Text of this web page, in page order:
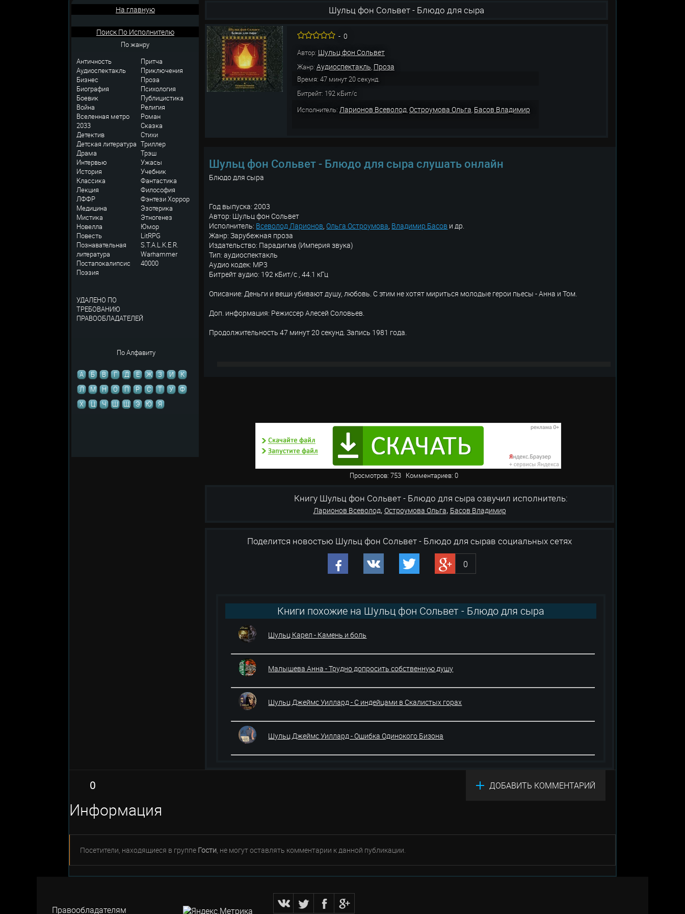
На главную
Поиск По Исполнителю
По жанру
Античность
Аудиоспектакль
Бизнес
Биография
Боевик
Война
Вселенная метро
2033
Детектив
Детская литература
Драма
Интервью
История
Классика
Лекция
ЛФФР
Медицина
Мистика
Новелла
Повесть
Познавательная
литература
Постапокалипсис
Поэзия
УДАЛЕНО ПО
ТРЕБОВАНИЮ
ПРАВООБЛАДАТЕЛЕЙ
Притча
Приключения
Проза
Психология
Публицистика
Религия
Роман
Сказка
Стихи
Триллер
Трэш
Ужасы
Учебник
Фантастика
Философия
ФэнтезиХоррор
Эзотерика
Этногенез
Юмор
LitRPG
S.T.A.L.K.E.R.
Warhammer
40000
По Алфавиту
А Б В Г Д Е Ж З И
К
Л
М Н О П Р С Т У
Ф
Х
Ц Ч Ш Щ Э Ю Я
Шульц фон Сольвет - Блюдо для сыра
- 0
Автор: Шульц фон Сольвет
Жанр: Аудиоспектакль, Проза
Время: 47 минут 20 секунд.
Битрейт: 192 кБит/с
Исполнитель: Ларионов Всеволод,Остроумова Ольга, Басов Владимир
Шульц фон Сольвет - Блюдо для сыра слушать онлайн
Блюдо для сыра
Год выпуска: 2003
Автор: Шульц фон Сольвет
Исполнитель: Всеволод Ларионов,Ольга Остроумова, Владимир Басов и др.
Жанр: Зарубежная проза
Издательство: Парадигма (Империя звука)
Тип: аудиоспектакль
Аудио кодек: MP3
Битрейт аудио: 192 кБит/с , 44.1 кГц
Описание: Деньги и вещи убивают душу, любовь. С этим не хотят мириться молодые герои пьесы - Анна и Том.
Доп. информация: Режиссер Алесей Соловьев.
Продолжительность 47 минут 20 секунд. Запись 1981 года.
Просмотров: 753 Комментариев: 0
Книгу Шульц фон Сольвет - Блюдо для сыра озвучил исполнитель:
Ларионов Всеволод, Остроумова Ольга, Басов Владимир
Поделится новостью Шульц фон Сольвет - Блюдо для сырав социальных сетях
0
Книги похожие на Шульц фон Сольвет - Блюдо для сыра
Шульц Карел - Камень и боль
Малышева Анна - Трудно допросить собственную душу
Шульц Джеймс Уиллард - С индейцами в Скалистых горах
Шульц Джеймс Уиллард - Ошибка Одинокого Бизона
0 ДОБАВИТЬ КОММЕНТАРИЙ
Информация
Посетители, находящиеся в группе Гости, не могут оставлять комментарии к данной публикации.
Правообладателям